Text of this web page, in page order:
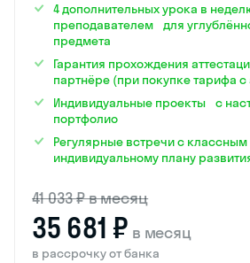
4 дополнительных урока в
преподавателем для
предмета
Гарантия прохождения
партнёре (при покупке тарифа с
Индивидуальные проекты с
портфолио
Регулярные встречи с
индивидуальному плану
41 033 ₽ в месяц
35 681 ₽ в месяц
в рассрочку от банка